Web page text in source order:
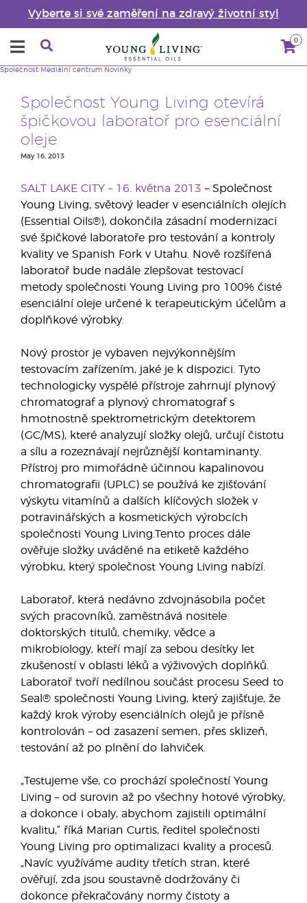
Vyberte si své zaměření na zdravý životní styl
0
Společnost Mediální centrum Novinky
Společnost Young Living otevírá
špičkovou laboratoř pro esenciální
oleje
May 16, 2013
SALT LAKE CITY – 16. května 2013 – Společnost
Young Living, světový leader v esenciálních olejích
(Essential Oils®), dokončila zásadní modernizaci
své špičkové laboratoře pro testování a kontroly
kvality ve Spanish Fork v Utahu. Nově rozšířená
laboratoř bude nadále zlepšovat testovací
metody společnosti Young Living pro 100% čisté
esenciální oleje určené k terapeutickým účelům a
doplňkové výrobky.
Nový prostor je vybaven nejvýkonnějším
testovacím zařízením, jaké je k dispozici. Tyto
technologicky vyspělé přístroje zahrnují plynový
chromatograf a plynový chromatograf s
hmotnostně spektrometrickým detektorem
(GC/MS), které analyzují složky olejů, určují čistotu
a sílu a rozeznávají nejrůznější kontaminanty.
Přístroj pro mimořádně účinnou kapalinovou
chromatografii (UPLC) se používá ke zjišťování
výskytu vitamínů a dalších klíčových složek v
potravinářských a kosmetických výrobcích
společnosti Young Living.Tento proces dále
ověřuje složky uváděné na etiketě každého
výrobku, který společnost Young Living nabízí.
Laboratoř, která nedávno zdvojnásobila počet
svých pracovníků, zaměstnává nositele
doktorských titulů, chemiky, vědce a
mikrobiology, kteří mají za sebou desítky let
zkušeností v oblasti léků a výživových doplňků.
Laboratoř tvoří nedílnou součást procesu Seed to
Seal® společnosti Young Living, který zajišťuje, že
každý krok výroby esenciálních olejů je přísně
kontrolován – od zasazení semen, přes sklizeň,
testování až po plnění do lahviček.
„Testujeme vše, co prochází společností Young
Living – od surovin až po všechny hotové výrobky,
a dokonce i obaly, abychom zajistili optimální
kvalitu,“ říká Marian Curtis, ředitel společnosti
Young Living pro optimalizaci kvality a procesů.
„Navíc využíváme audity třetích stran, které
ověřují, zda jsou soustavně dodržovány či
dokonce překračovány normy čistoty a